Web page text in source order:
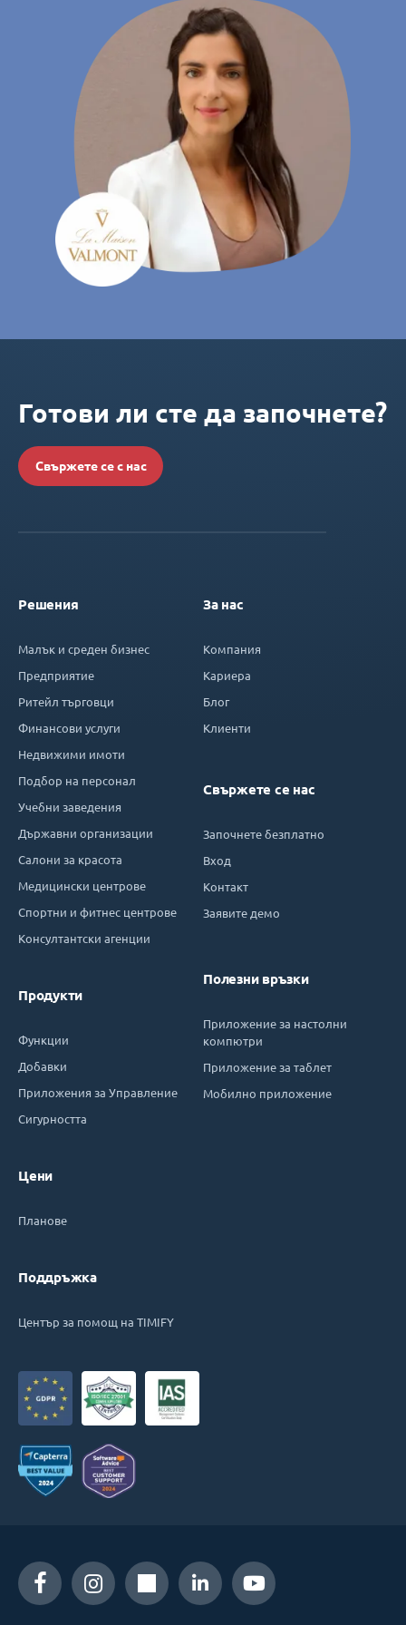
Готови ли сте да започнете?
Свържете се с нас
Решения
Малък и среден бизнес
Предприятие
Ритейл търговци
Финансови услуги
Недвижими имоти
Подбор на персонал
Учебни заведения
Държавни организации
Салони за красота
Медицински центрове
Спортни и фитнес центрове
Консултантски агенции
Продукти
Функции
Добавки
Приложения за Управление
Сигурността
Цени
Планове
Поддръжка
Център за помощ на TIMIFY
За нас
Компания
Кариера
Блог
Клиенти
Свържете се нас
Започнете безплатно
Вход
Контакт
Заявите демо
Полезни връзки
Приложение за настолни
компютри
Приложение за таблет
Мобилно приложение